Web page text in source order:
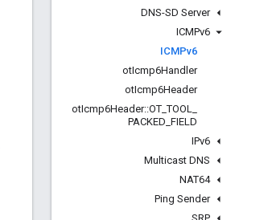
DNS-SD Server
ICMPv6
ICMPv6
otIcmp6Handler
otIcmp6Header
otIcmp6Header::OT _TOOL
PACKED FIELD
IPv6
Multicast DNS
NAT64
Ping Sender